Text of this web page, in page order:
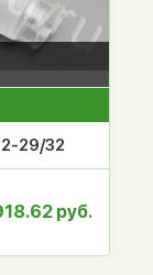
29/32
руб.